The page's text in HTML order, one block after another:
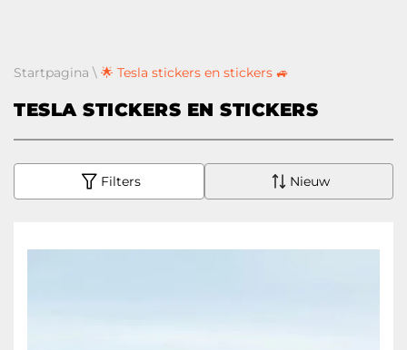
Startpagina \ 🌟 Tesla stickers en stickers 🚙
TESLA STICKERS EN STICKERS
Filters Nieuw